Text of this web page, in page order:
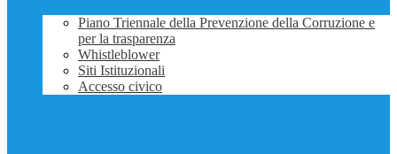
Piano Triennale della Prevenzione della Corruzione e
per la trasparenza
Whistleblower
Siti Istituzionali
Accesso civico